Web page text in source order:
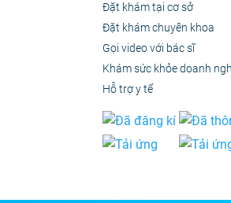
Đặt khám tại cơ sở
Đặt khám chuyên khoa
Gọi video với bác sĩ
Khám sức khỏe doanh
Hỗ trợ y tế